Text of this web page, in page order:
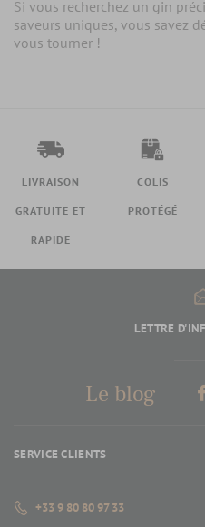
Si vous recherchez un gin
saveurs uniques, vous savez
vous tourner !
LIVRAISON
GRATUITE ET
RAPIDE
COLIS
PROTÉGÉ
LETTRE
Le blog
SERVICE CLIENTS
+33 9 80 80 97 33